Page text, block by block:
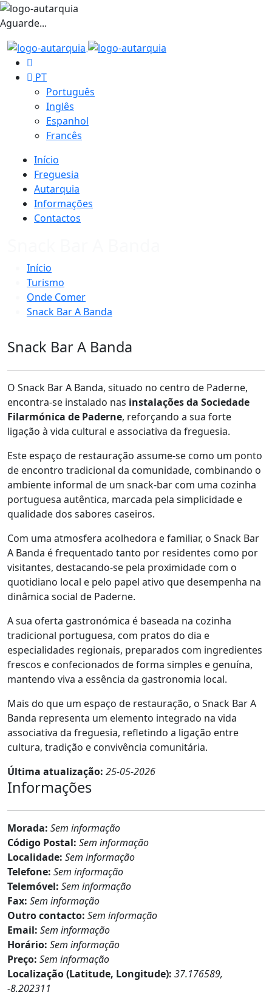
Aguarde...
PT
Português
Inglês
Espanhol
Francês
Início
Freguesia
Autarquia
Informações
Contactos
Início
Turismo
Onde Comer
Snack Bar A Banda
Snack Bar A Banda
O Snack Bar A Banda, situado no centro de Paderne,
encontra-se instalado nas instalações da Sociedade
Filarmónica de Paderne, reforçando a sua forte
ligação à vida cultural e associativa da freguesia.
Este espaço de restauração assume-se como um ponto
de encontro tradicional da comunidade, combinando o
ambiente informal de um snack-bar com uma cozinha
portuguesa autêntica, marcada pela simplicidade e
qualidade dos sabores caseiros.
Com uma atmosfera acolhedora e familiar, o Snack Bar
A Banda é frequentado tanto por residentes como por
visitantes, destacando-se pela proximidade com o
quotidiano local e pelo papel ativo que desempenha na
dinâmica social de Paderne.
A sua oferta gastronómica é baseada na cozinha
tradicional portuguesa, com pratos do dia e
especialidades regionais, preparados com ingredientes
frescos e confecionados de forma simples e genuína,
mantendo viva a essência da gastronomia local.
Mais do que um espaço de restauração, o Snack Bar A
Banda representa um elemento integrado na vida
associativa da freguesia, refletindo a ligação entre
cultura, tradição e convivência comunitária.
Última atualização: 25-05-2026
Informações
Morada: Sem informação
Código Postal: Sem informação
Localidade: Sem informação
Telefone: Sem informação
Telemóvel: Sem informação
Fax: Sem informação
Outro contacto: Sem informação
Email: Sem informação
Horário: Sem informação
Preço: Sem informação
Localização (Latitude, Longitude): 37.176589,
-8.202311